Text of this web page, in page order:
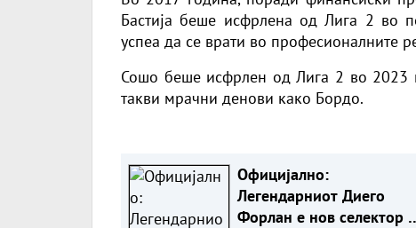
Бастија беше исфрлена од Лига 2 во
успеа да се врати во професионалните
Сошо беше исфрлен од Лига 2 во 2023
такви мрачни денови како Бордо.
Официјално:
Легендарниот Диего
Форлан е нов селектор